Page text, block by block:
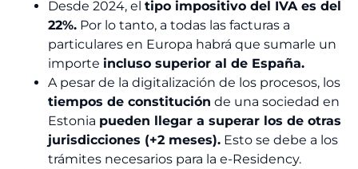
Desde 2024, el tipo impositivo del IVA es del
22%. Por lo tanto, a todas las facturas a
particulares en Europa habrá que sumarle un
importe incluso superior al de España.
A pesar de la digitalización de los procesos, los
tiempos de constitución de una sociedad en
Estonia pueden llegar a superar los de otras
jurisdicciones (+2 meses). Esto se debe a los
trámites necesarios para la e-Residency.